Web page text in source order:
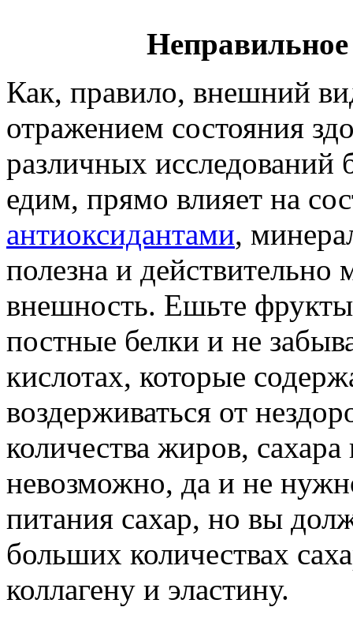
Неправильное
Как, правило, внешний
отражением состояния
различных исследований
едим, прямо влияет на
антиоксидантами,
полезна и
внешность. Ешьте
постные белки и не
кислотах, которые
воздерживаться от
количества жиров,
невозможно, да и не
питания сахар, но вы
больших количествах
коллагену и эластину.